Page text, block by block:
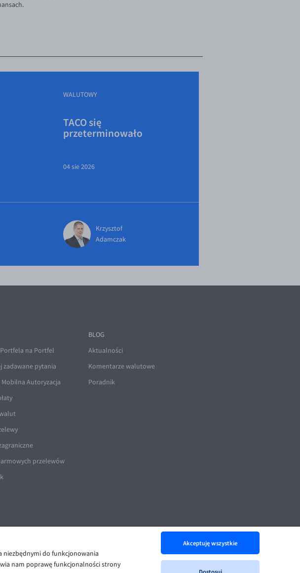
WALUTOWY
TACO się
przeterminowało
04 sie 2026
Krzysztof
Adamczak
niezbędnymi do funkcjonowania
nam poprawę funkcjonalności strony
Akceptuję wszystkie
na Portfel
zadawane pytania
Autoryzacja
przelewów
BLOG
Aktualności
Komentarze walutowe
Poradnik